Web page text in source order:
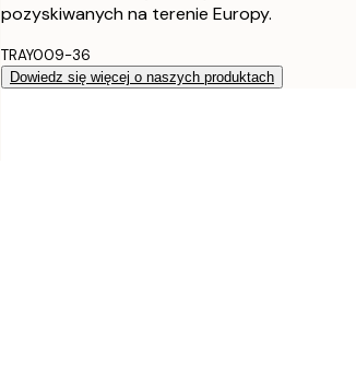
pozyskiwanych na terenie Europy.
TRAY009-36
Dowiedz się więcej o naszych produktach